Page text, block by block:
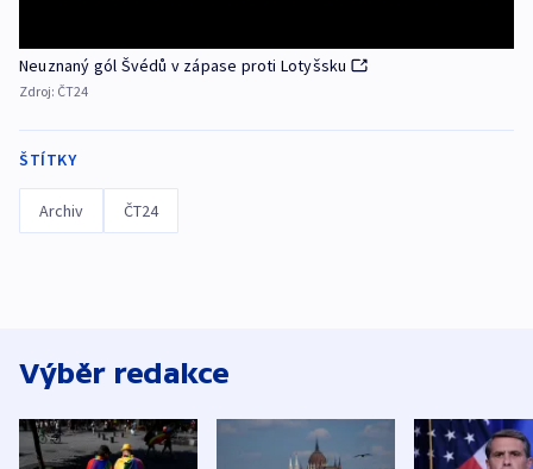
Neuznaný gól Švédů v zápase proti Lotyšsku
Zdroj: ČT24
ŠTÍTKY
Archiv ČT24
Výběr redakce